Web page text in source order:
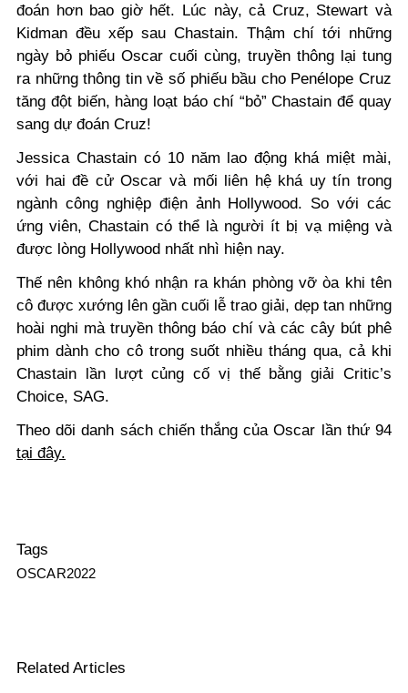
đoán hơn bao giờ hết. Lúc này, cả Cruz, Stewart và
Kidman đều xếp sau Chastain. Thậm chí tới những
ngày bỏ phiếu Oscar cuối cùng, truyền thông lại tung
ra những thông tin về số phiếu bầu cho Penélope Cruz
tăng đột biến, hàng loạt báo chí “bỏ” Chastain để quay
sang dự đoán Cruz!
Jessica Chastain có 10 năm lao động khá miệt mài,
với hai đề cử Oscar và mối liên hệ khá uy tín trong
ngành công nghiệp điện ảnh Hollywood. So với các
ứng viên, Chastain có thể là người ít bị vạ miệng và
được lòng Hollywood nhất nhì hiện nay.
Thế nên không khó nhận ra khán phòng vỡ òa khi tên
cô được xướng lên gần cuối lễ trao giải, dẹp tan những
hoài nghi mà truyền thông báo chí và các cây bút phê
phim dành cho cô trong suốt nhiều tháng qua, cả khi
Chastain lần lượt củng cố vị thế bằng giải Critic’s
Choice, SAG.
Theo dõi danh sách chiến thắng của Oscar lần thứ 94
tại đây.
Tags
OSCAR2022
Related Articles